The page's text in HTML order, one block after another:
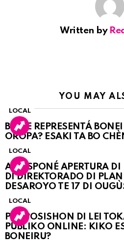
Written by
YOU MAY
LOCAL
BO KE REPRESENTÁ
OROPA? ESAKI TA BO
LOCAL
A POSPONÉ APERTURA
DI DIREKTORADO DI
DESAROYO TE 17 DI
LOCAL
PROPOSISHON DI LEI
PÚBLIKO ONLINE: KIKO
BONEIRU?